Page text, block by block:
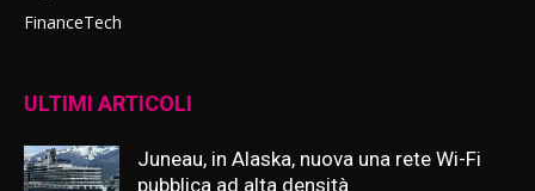
FinanceTech
ULTIMI ARTICOLI
Juneau, in Alaska, nuova una rete Wi-Fi
pubblica ad alta densità